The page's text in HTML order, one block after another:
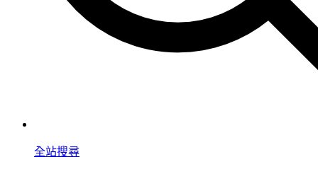
全站搜尋